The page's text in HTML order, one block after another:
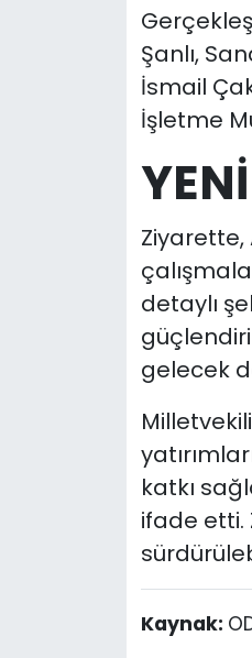
Şanlı,
İsmail
İşletme
detaylı
gelecek
katkı
ifade etti.
Kaynak: